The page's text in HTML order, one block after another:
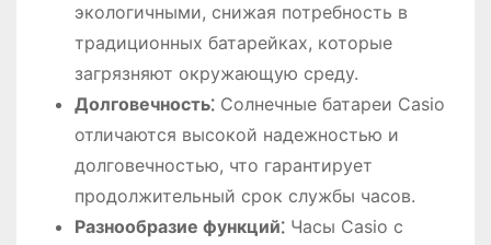
экологичными, снижая потребность в
традиционных батарейках, которые
загрязняют окружающую среду.
Долговечность⁚Солнечные батареи Casio
отличаются высокой надежностью и
долговечностью, что гарантирует
продолжительный срок службы часов.
Разнообразие функций⁚Часы Casio с